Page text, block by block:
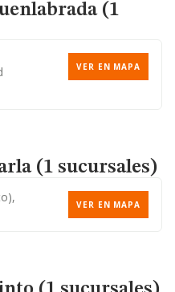
(1
VER EN MAPA
(1 sucursales)
VER EN MAPA